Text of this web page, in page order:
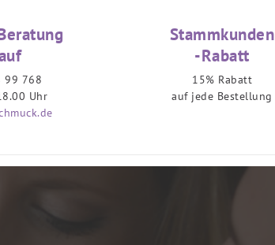
99 768
Uhr
Stammkunden
-Rabatt
15% Rabatt
auf jede Bestellung